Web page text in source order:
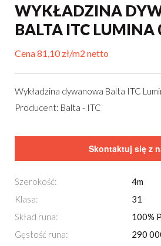
WYKŁADZINA
BALTA ITC LUMINA
Cena 81,10 zł/m2 netto
Wykładzina dywanowa Balta ITC
Producent: Balta - ITC
Skontaktuj się z
Szerokość:
4m
Klasa:
31
Skład runa:
100%
Gęstość runa:
290